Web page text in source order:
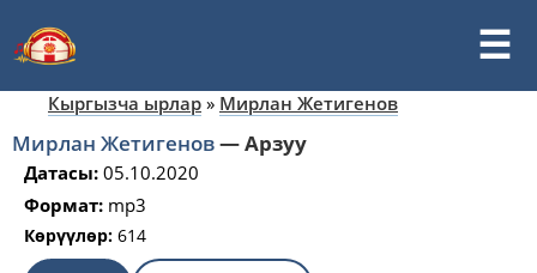
Кыргызча ырлар » Мирлан Жетигенов
Мирлан Жетигенов—Арзуу
Датасы: 05.10.2020
Формат: mp3
Көрүүлөр: 614